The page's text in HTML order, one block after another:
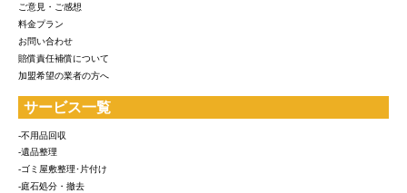
ご意見・ご感想
料金プラン
お問い合わせ
賠償責任補償について
加盟希望の業者の方へ
サービス一覧
-不用品回収
-遺品整理
-ゴミ屋敷整理･片付け
-庭石処分・撤去